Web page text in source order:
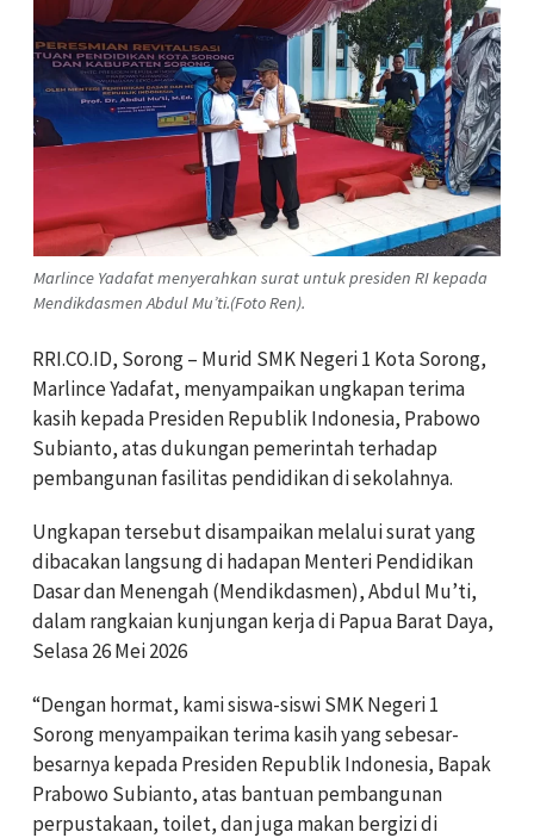
Marlince Yadafat menyerahkan surat untuk presiden RI kepada
Mendikdasmen Abdul Mu’ti.(Foto Ren).
RRI.CO.ID, Sorong – Murid SMK Negeri 1 Kota Sorong,
Marlince Yadafat, menyampaikan ungkapan terima
kasih kepada Presiden Republik Indonesia, Prabowo
Subianto, atas dukungan pemerintah terhadap
pembangunan fasilitas pendidikan di sekolahnya.
Ungkapan tersebut disampaikan melalui surat yang
dibacakan langsung di hadapan Menteri Pendidikan
Dasar dan Menengah (Mendikdasmen), Abdul Mu’ti,
dalam rangkaian kunjungan kerja di Papua Barat Daya,
Selasa 26 Mei 2026
“Dengan hormat, kami siswa-siswi SMK Negeri 1
Sorong menyampaikan terima kasih yang sebesar-
besarnya kepada Presiden Republik Indonesia, Bapak
Prabowo Subianto, atas bantuan pembangunan
perpustakaan, toilet, dan juga makan bergizi di